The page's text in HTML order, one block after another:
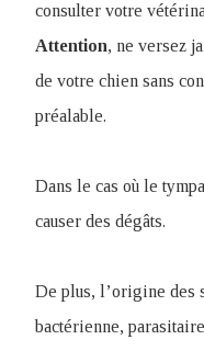
consulter votre
Attention, ne versez
de votre chien sans
préalable.
Dans le cas où le
causer des dégâts.
De plus, l’origine des
bactérienne,